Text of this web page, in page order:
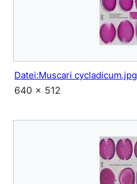
Datei:Muscari cycladicum.jpg
640 × 512